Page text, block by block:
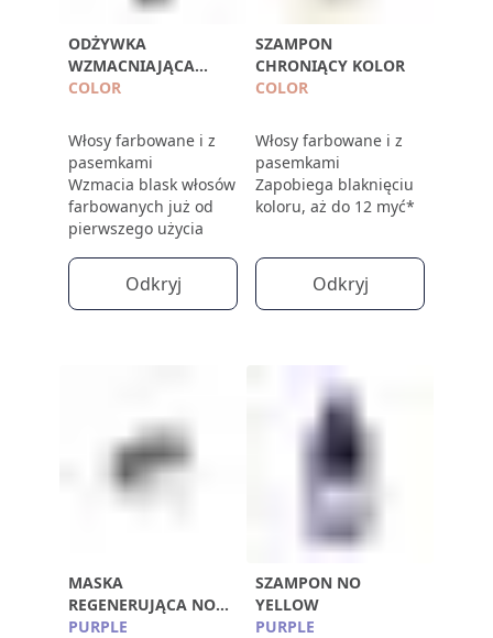
ODŻYWKA
WZMACNIAJĄCA
BLASK
COLOR
Włosy farbowane i z
pasemkami
Wzmacia blask włosów
farbowanych już od
pierwszego użycia
Odkryj
SZAMPON
CHRONIĄCY KOLOR
COLOR
Włosy farbowane i z
pasemkami
Zapobiega blaknięciu
koloru, aż do 12 myć*
Odkryj
MASKA
REGENERUJĄCA NO
YELLOW
PURPLE
SZAMPON NO
YELLOW
PURPLE